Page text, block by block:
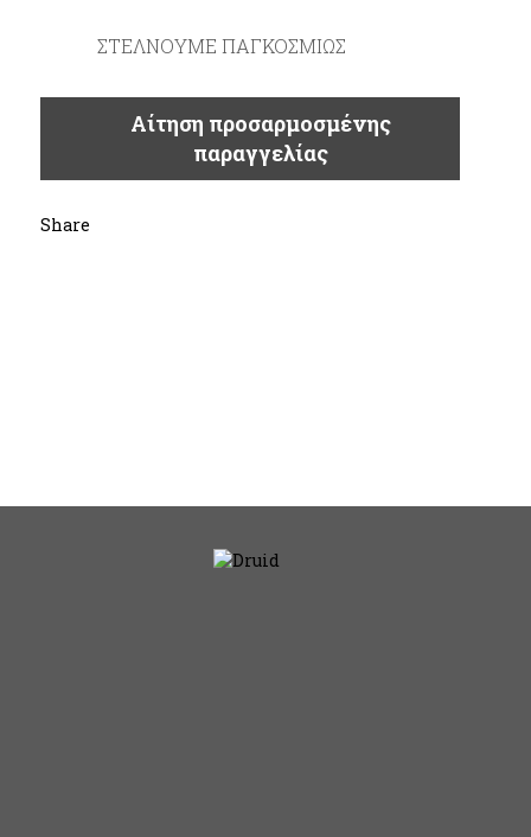
ΣΤΕΛΝΟΥΜΕ ΠΑΓΚΟΣΜΙΩΣ
Αίτηση προσαρμοσμένης
παραγγελίας
Share